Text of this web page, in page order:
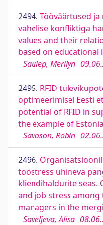
2494. Tööväärtused ja
vahelise konfliktiga
values and their
based on educational
Saulep, Merilyn
2495. RFID
optimeerimisel Eesti
potential of RFID in
the example of
Savason, Robin
2496.
tööstress ühineva
kliendihaldurite seas.
and job stress
managers in the
Saveljeva, Alisa